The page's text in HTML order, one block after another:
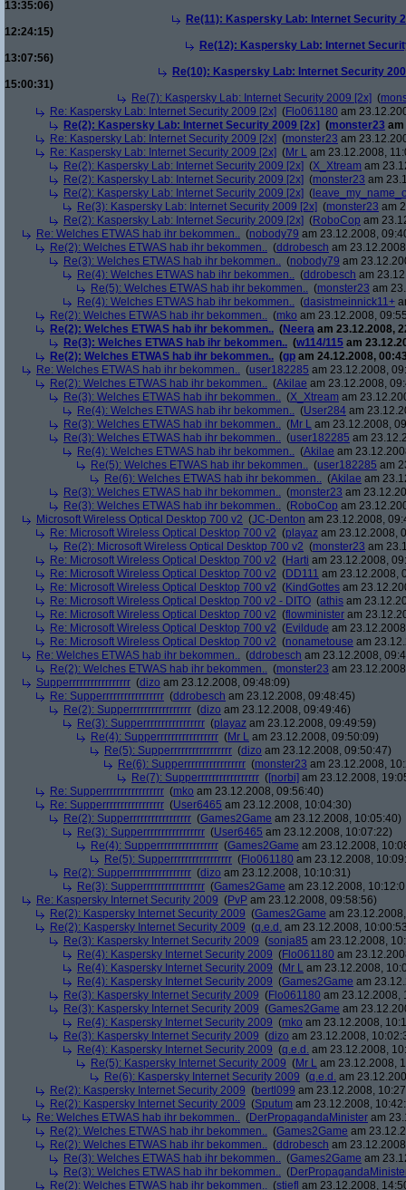
13:35:06)
Re(11): Kaspersky Lab: Internet Security
12:24:15)
Re(12): Kaspersky Lab: Internet
13:07:56)
Re(10): Kaspersky Lab: Internet Security
15:00:31)
Re(7): Kaspersky Lab: Internet Security 2009 [2x] (
Re: Kaspersky Lab: Internet Security 2009 [2x] (Flo061180 am
Re(2): Kaspersky Lab: Internet Security 2009 [2x] (monster23 am
Re: Kaspersky Lab: Internet Security 2009 [2x] (monster23 am
Re: Kaspersky Lab: Internet Security 2009 [2x] (Mr L am 23.12.2008,
Re(2): Kaspersky Lab: Internet Security 2009 [2x] (X_Xtream am
Re(2): Kaspersky Lab: Internet Security 2009 [2x] (monster23 am
Re(2): Kaspersky Lab: Internet Security 2009 [2x] (
Re(3): Kaspersky Lab: Internet Security 2009 [2x] (monster23 am
Re(2): Kaspersky Lab: Internet Security 2009 [2x] (RoboCop am
Re: Welches ETWAS hab ihr bekommen.. (nobody79 am 23.12.2008,
Re(2): Welches ETWAS hab ihr bekommen.. (ddrobesch am
Re(3): Welches ETWAS hab ihr bekommen.. (nobody79 am
Re(4): Welches ETWAS hab ihr bekommen.. (ddrobesch am
Re(5): Welches ETWAS hab ihr bekommen.. (monster23 am
Re(4): Welches ETWAS hab ihr bekommen.. (dasistmeinnick11+
Re(2): Welches ETWAS hab ihr bekommen.. (mko am 23.12.2008,
Re(2): Welches ETWAS hab ihr bekommen.. (Neera am 23.12.2008,
Re(3): Welches ETWAS hab ihr bekommen.. (w114/115 am
Re(2): Welches ETWAS hab ihr bekommen.. (gp am 24.12.2008,
Re: Welches ETWAS hab ihr bekommen.. (user182285 am 23.12.2008,
Re(2): Welches ETWAS hab ihr bekommen.. (Akilae am 23.12.2008,
Re(3): Welches ETWAS hab ihr bekommen.. (X_Xtream am
Re(4): Welches ETWAS hab ihr bekommen.. (User284 am
Re(3): Welches ETWAS hab ihr bekommen.. (Mr L am 23.12.2008,
Re(3): Welches ETWAS hab ihr bekommen.. (user182285 am
Re(4): Welches ETWAS hab ihr bekommen.. (Akilae am
Re(5): Welches ETWAS hab ihr bekommen.. (user182285 am
Re(6): Welches ETWAS hab ihr bekommen.. (Akilae am
Re(3): Welches ETWAS hab ihr bekommen.. (monster23 am
Re(3): Welches ETWAS hab ihr bekommen.. (RoboCop am
Microsoft Wireless Optical Desktop 700 v2 (JC-Denton am 23.12.2008,
Re: Microsoft Wireless Optical Desktop 700 v2 (playaz am 23.12.2008,
Re(2): Microsoft Wireless Optical Desktop 700 v2 (monster23 am
Re: Microsoft Wireless Optical Desktop 700 v2 (Harti am 23.12.2008,
Re: Microsoft Wireless Optical Desktop 700 v2 (DD111 am 23.12.2008,
Re: Microsoft Wireless Optical Desktop 700 v2 (KindGottes am
Re: Microsoft Wireless Optical Desktop 700 v2 - DITO (athis am
Re: Microsoft Wireless Optical Desktop 700 v2 (flowminister am
Re: Microsoft Wireless Optical Desktop 700 v2 (Evildude am
Re: Microsoft Wireless Optical Desktop 700 v2 (nonametouse am
Re: Welches ETWAS hab ihr bekommen.. (ddrobesch am 23.12.2008,
Re(2): Welches ETWAS hab ihr bekommen.. (monster23 am
Supperrrrrrrrrrrrrrrrr (dizo am 23.12.2008, 09:48:09)
Re: Supperrrrrrrrrrrrrrrrr (ddrobesch am 23.12.2008, 09:48:45)
Re(2): Supperrrrrrrrrrrrrrrrr (dizo am 23.12.2008, 09:49:46)
Re(3): Supperrrrrrrrrrrrrrrrr (playaz am 23.12.2008, 09:49:59)
Re(4): Supperrrrrrrrrrrrrrrrr (Mr L am 23.12.2008, 09:50:09)
Re(5): Supperrrrrrrrrrrrrrrrr (dizo am 23.12.2008, 09:50:47)
Re(6): Supperrrrrrrrrrrrrrrrr (monster23 am 23.12.2008,
Re(7): Supperrrrrrrrrrrrrrrrr ([norbi] am 23.12.2008,
Re: Supperrrrrrrrrrrrrrrrr (mko am 23.12.2008, 09:56:40)
Re: Supperrrrrrrrrrrrrrrrr (User6465 am 23.12.2008, 10:04:30)
Re(2): Supperrrrrrrrrrrrrrrrr (Games2Game am 23.12.2008, 10:05:40)
Re(3): Supperrrrrrrrrrrrrrrrr (User6465 am 23.12.2008, 10:07:22)
Re(4): Supperrrrrrrrrrrrrrrrr (Games2Game am 23.12.2008,
Re(5): Supperrrrrrrrrrrrrrrrr (Flo061180 am 23.12.2008,
Re(2): Supperrrrrrrrrrrrrrrrr (dizo am 23.12.2008, 10:10:31)
Re(3): Supperrrrrrrrrrrrrrrrr (Games2Game am 23.12.2008,
Re: Kaspersky Internet Security 2009 (PvP am 23.12.2008, 09:58:56)
Re(2): Kaspersky Internet Security 2009 (Games2Game am
Re(2): Kaspersky Internet Security 2009 (q.e.d. am 23.12.2008,
Re(3): Kaspersky Internet Security 2009 (sonja85 am 23.12.2008,
Re(4): Kaspersky Internet Security 2009 (Flo061180 am
Re(4): Kaspersky Internet Security 2009 (Mr L am 23.12.2008,
Re(4): Kaspersky Internet Security 2009 (Games2Game am
Re(3): Kaspersky Internet Security 2009 (Flo061180 am 23.12.2008,
Re(3): Kaspersky Internet Security 2009 (Games2Game am
Re(4): Kaspersky Internet Security 2009 (mko am 23.12.2008,
Re(3): Kaspersky Internet Security 2009 (dizo am 23.12.2008,
Re(4): Kaspersky Internet Security 2009 (q.e.d. am 23.12.2008,
Re(5): Kaspersky Internet Security 2009 (Mr L am 23.12.2008,
Re(6): Kaspersky Internet Security 2009 (q.e.d. am
Re(2): Kaspersky Internet Security 2009 (bertl099 am 23.12.2008,
Re(2): Kaspersky Internet Security 2009 (Sputum am 23.12.2008,
Re: Welches ETWAS hab ihr bekommen.. (DerPropagandaMinister am
Re(2): Welches ETWAS hab ihr bekommen.. (Games2Game am
Re(2): Welches ETWAS hab ihr bekommen.. (ddrobesch am
Re(3): Welches ETWAS hab ihr bekommen.. (Games2Game am
Re(3): Welches ETWAS hab ihr bekommen.. (
Re(2): Welches ETWAS hab ihr bekommen.. (stiefl am 23.12.2008,